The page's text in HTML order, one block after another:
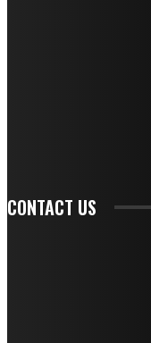
CONTACT US